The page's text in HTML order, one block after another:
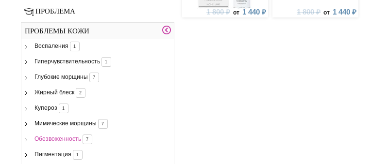
ПРОБЛЕМА
ПРОБЛЕМЫ КОЖИ
Воспаления 1
Гиперчувствительность 1
Глубокие морщины 7
Жирный блеск 2
Купероз 1
Мимические морщины 7
Обезвоженность 7
Пигментация 1
1 800 ₽ от 1 440 ₽ 1 800 ₽ от 1 440 ₽